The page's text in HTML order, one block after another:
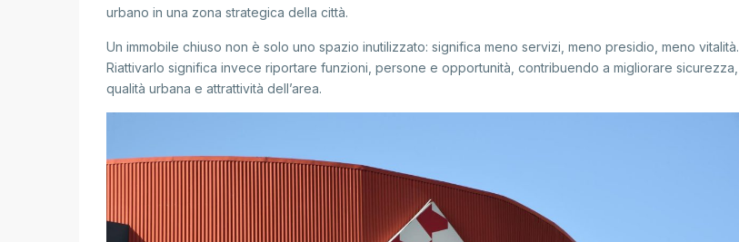
urbano in una zona strategica della città.
Un immobile chiuso non è solo uno spazio inutilizzato: significa meno servizi, meno presidio, meno vitalità.
Riattivarlo significa invece riportare funzioni, persone e opportunità, contribuendo a migliorare sicurezza,
qualità urbana e attrattività dell’area.